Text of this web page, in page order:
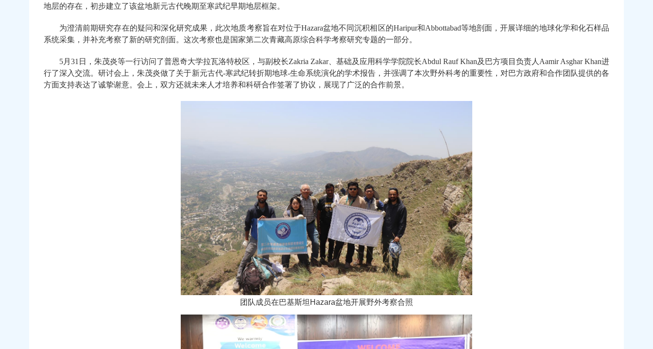
地层的存在，初步建立了该盆地新元古代晚期至寒武纪早期地层框架。
为澄清前期研究存在的疑问和深化研究成果，此次地质考察旨在对位于Hazara盆地不同沉积相区的Haripur和Abbottabad等地剖面，开展详细的地球化学和化石样品
系统采集，并补充考察了新的研究剖面。这次考察也是国家第二次青藏高原综合科学考察研究专题的一部分。
5月 31 日，朱茂炎等一行访问了普恩奇大学拉瓦洛特校区，与副校长Zakria Zakar、基础及应用科学学院院长Abdul Rauf Khan及巴方项目负责人 Aamir Asghar Khan进
行了深入交流。研讨会上，朱茂炎做了关于新元古代-寒武纪转折期地球-生命系统演化的学术报告，并强调了本次野外科考的重要性，对巴方政府和合作团队提供的各
方面支持表达了诚挚谢意。 会上 ，双方还就未来人才培养和科研合作签署了协议，展现了广泛的合作前景。
团队成员在巴基斯坦Hazara盆地开展野外考察合照